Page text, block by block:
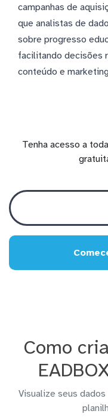
campanhas de
que analistas de
sobre progresso
facilitando decisões
conteúdo e
Tenha acesso a
Como
Visualize seus